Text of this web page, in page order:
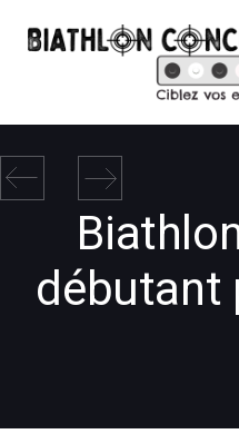
links
to
content
débutant